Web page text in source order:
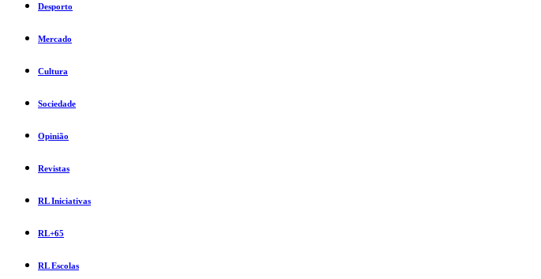
Desporto
Mercado
Cultura
Sociedade
Opinião
Revistas
RL Iniciativas
RL+65
RL Escolas